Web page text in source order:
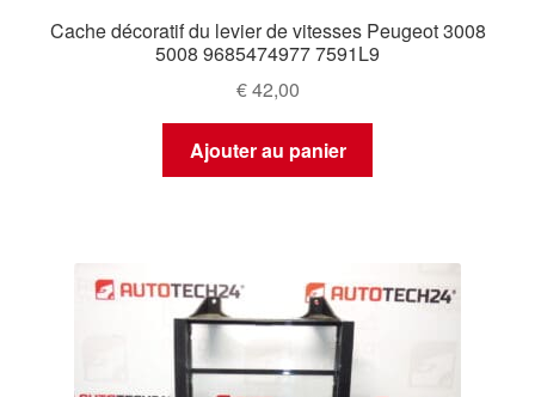
Cache décoratif du levier de vitesses Peugeot 3008
5008 9685474977 7591L9
€42,00
Ajouter au panier